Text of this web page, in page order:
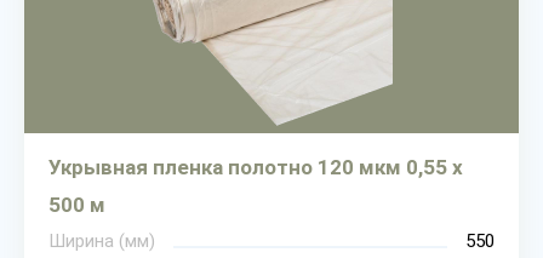
Укрывная пленка полотно 120 мкм 0,55 х
500 м
Ширина (мм)
550